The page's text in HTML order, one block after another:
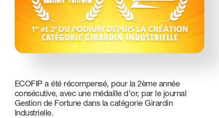
Nous contacter
ECOFIP a été récompensé, pour la 2ème année
consécutive, avec une médaille d’or, par le journal
Gestion de Fortune dans la catégorie Girardin
Industrielle.